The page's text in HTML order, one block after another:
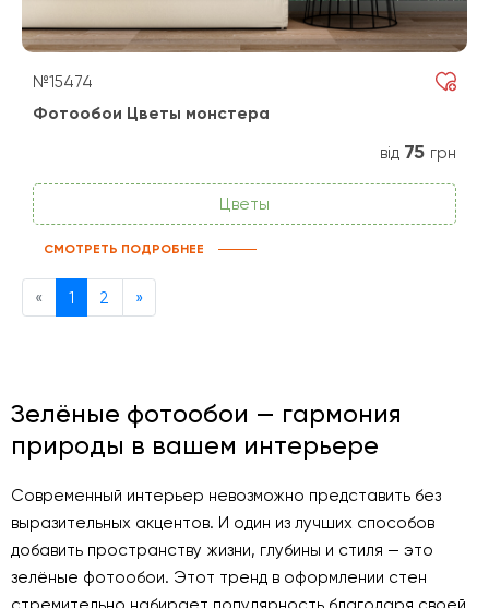
№15474
Фотообои Цветы монстера
від 75 грн
Цветы
СМОТРЕТЬ ПОДРОБНЕЕ
« Previous
1 2 »Next
Зелёные фотообои — гармония
природы в вашем интерьере
Современный интерьер невозможно представить без
выразительных акцентов. И один из лучших способов
добавить пространству жизни, глубины и стиля — это
зелёные фотообои. Этот тренд в оформлении стен